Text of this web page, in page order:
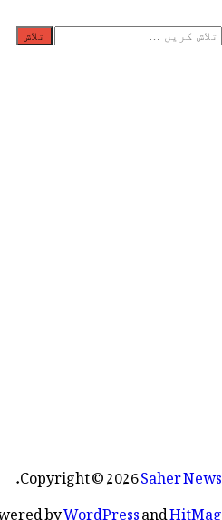
تلاش
Copyright © 2026Saher News
.
byWordPressandHitMag